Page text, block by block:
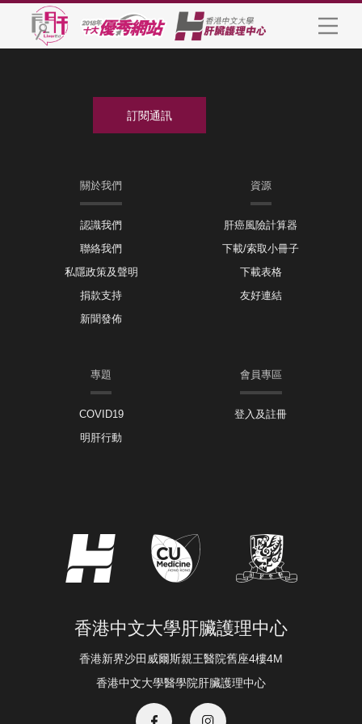
關於我們
認識我們
聯絡我們
私隱政策及聲明
捐款支持
新聞發佈
資源
肝癌風險計算器
下載/索取小冊子
下載表格
友好連結
專題
COVID19
明肝行動
會員專區
登入及註冊
香港中文大學肝臟護理中心
香港新界沙田威爾斯親王醫院舊座4樓4M
香港中文大學醫學院肝臟護理中心